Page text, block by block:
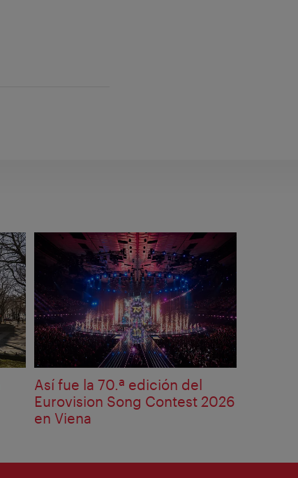
Así fue la 70.ª edición del
Eurovision Song Contest 2026
en Viena